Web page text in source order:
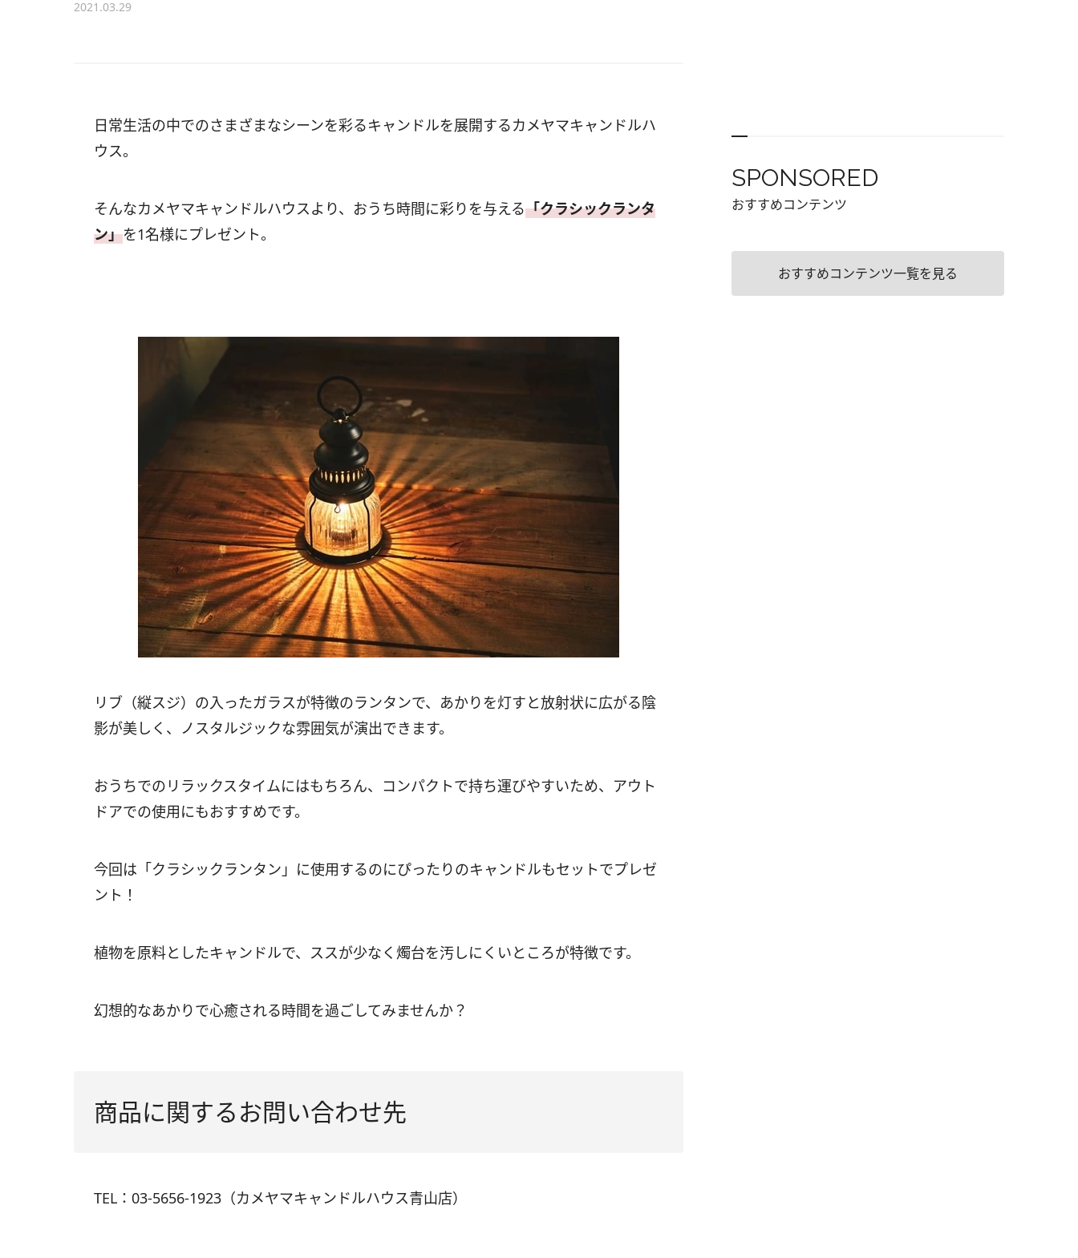
2021.03.29
日常生活の中でのさまざまなシーンを彩るキャンドルを展開するカメヤマキャンドルハ
ウス。
そんなカメヤマキャンドルハウスより、おうち時間に彩りを与える「クラシックランタ
ン」を1名様にプレゼント。
リブ（縦スジ）の入ったガラスが特徴のランタンで、あかりを灯すと放射状に広がる陰
影が美しく、ノスタルジックな雰囲気が演出できます。
おうちでのリラックスタイムにはもちろん、コンパクトで持ち運びやすいため、アウト
ドアでの使用にもおすすめです。
今回は「クラシックランタン」に使用するのにぴったりのキャンドルもセットでプレゼ
ント！
植物を原料としたキャンドルで、ススが少なく燭台を汚しにくいところが特徴です。
幻想的なあかりで心癒される時間を過ごしてみませんか？
商品に関するお問い合わせ先
TEL：03-5656-1923（カメヤマキャンドルハウス青山店）
SPONSORED
おすすめコンテンツ
おすすめコンテンツ一覧を見る